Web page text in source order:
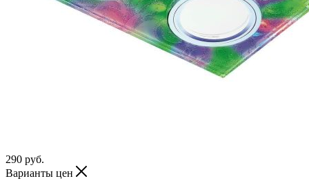
290 руб.
Варианты цен